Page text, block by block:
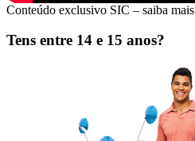
Conteúdo exclusivo SIC – saiba mais
Tens entre 14 e 15 anos?